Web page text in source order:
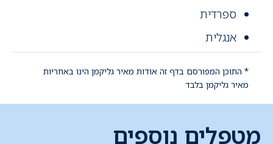
ספרדית
אנגלית
* התוכן המפורסם בדף זה אודות מאיר גליקמן הינו באחריות
מאיר גליקמן בלבד
מטפלים נוספים